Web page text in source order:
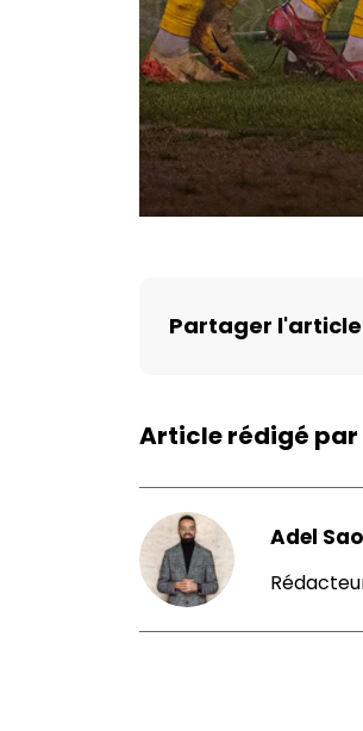
Partager l'article
Article rédigé par
Adel